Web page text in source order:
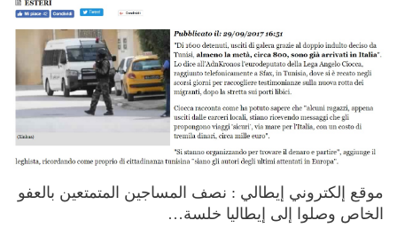
موقع إلكتروني إيطالي : نصف المساجين المتمتعين بالعفو
الخاص وصلوا إلى إيطاليا خلسة…